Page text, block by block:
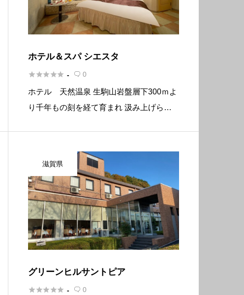
ホテル＆スパ シエスタ
 -  0
ホテル 天然温泉 生駒山岩盤層下300ｍよ
り千年もの刻を経て育まれ 汲み上げられ
阪府知事認定湯 健麗乃湯（けんれいの
ゆ） その温泉が全室愉しめ […]
滋賀県
グリーンヒルサントピア
 -  0